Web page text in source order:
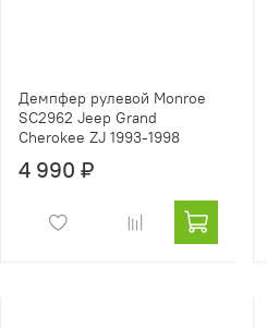
Демпфер рулевой Monroe
SC2962 Jeep Grand
Cherokee ZJ 1993-1998
4 990 ₽